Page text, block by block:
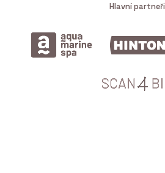
Hlavní partneři